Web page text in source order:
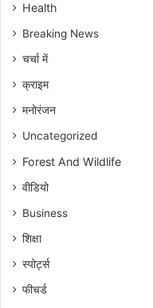
Health
Breaking News
चर्चा में
क्राइम
मनोरंजन
Uncategorized
Forest And Wildlife
वीडियो
Business
शिक्षा
स्पोर्ट्स
फीचर्ड